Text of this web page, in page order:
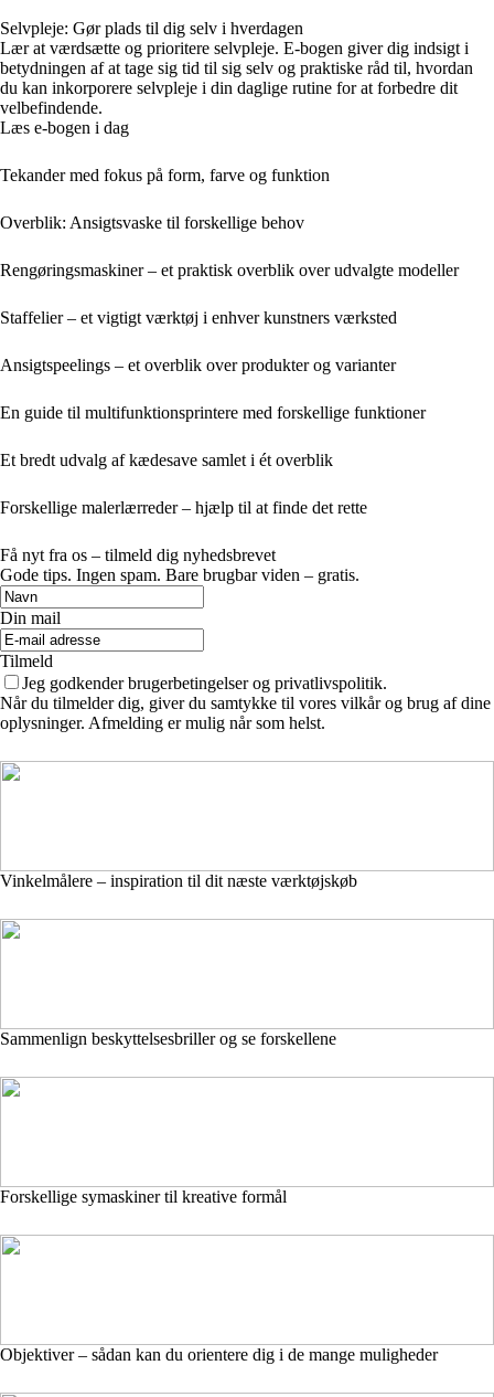
Selvpleje: Gør plads til dig selv i hverdagen
Lær at værdsætte og prioritere selvpleje. E-bogen giver dig indsigt i
betydningen af at tage sig tid til sig selv og praktiske råd til, hvordan
du kan inkorporere selvpleje i din daglige rutine for at forbedre dit
velbefindende.
Læs e-bogen i dag
Tekander med fokus på form, farve og funktion
Overblik: Ansigtsvaske til forskellige behov
Rengøringsmaskiner – et praktisk overblik over udvalgte modeller
Staffelier – et vigtigt værktøj i enhver kunstners værksted
Ansigtspeelings – et overblik over produkter og varianter
En guide til multifunktionsprintere med forskellige funktioner
Et bredt udvalg af kædesave samlet i ét overblik
Forskellige malerlærreder – hjælp til at finde det rette
Få nyt fra os – tilmeld dig nyhedsbrevet
Gode tips. Ingen spam. Bare brugbar viden – gratis.
Din mail
Tilmeld
Jeg godkender brugerbetingelser og privatlivspolitik.
Når du tilmelder dig, giver du samtykke til vores vilkår og brug af dine
oplysninger. Afmelding er mulig når som helst.
Vinkelmålere – inspiration til dit næste værktøjskøb
Sammenlign beskyttelsesbriller og se forskellene
Forskellige symaskiner til kreative formål
Objektiver – sådan kan du orientere dig i de mange muligheder